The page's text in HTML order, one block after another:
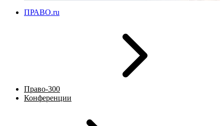
ПРАВО.ru
Право-300
Конференции